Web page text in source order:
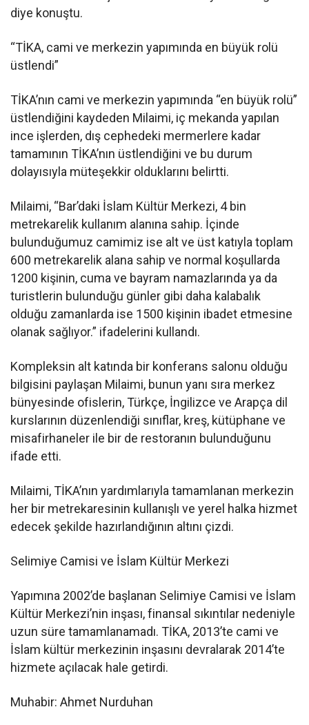
diye konuştu.
“TİKA, cami ve merkezin yapımında en büyük rolü
üstlendi”
TİKA’nın cami ve merkezin yapımında “en büyük rolü”
üstlendiğini kaydeden Milaimi, iç mekanda yapılan
ince işlerden, dış cephedeki mermerlere kadar
tamamının TİKA’nın üstlendiğini ve bu durum
dolayısıyla müteşekkir olduklarını belirtti.
Milaimi, “Bar’daki İslam Kültür Merkezi, 4 bin
metrekarelik kullanım alanına sahip. İçinde
bulunduğumuz camimiz ise alt ve üst katıyla toplam
600 metrekarelik alana sahip ve normal koşullarda
1200 kişinin, cuma ve bayram namazlarında ya da
turistlerin bulunduğu günler gibi daha kalabalık
olduğu zamanlarda ise 1500 kişinin ibadet etmesine
olanak sağlıyor.” ifadelerini kullandı.
Kompleksin alt katında bir konferans salonu olduğu
bilgisini paylaşan Milaimi, bunun yanı sıra merkez
bünyesinde ofislerin, Türkçe, İngilizce ve Arapça dil
kurslarının düzenlendiği sınıflar, kreş, kütüphane ve
misafirhaneler ile bir de restoranın bulunduğunu
ifade etti.
Milaimi​​​​​​​, TİKA’nın yardımlarıyla tamamlanan merkezin
her bir metrekaresinin kullanışlı ve yerel halka hizmet
edecek şekilde hazırlandığının altını çizdi.
Selimiye Camisi ve İslam Kültür Merkezi
Yapımına 2002’de başlanan Selimiye Camisi ve İslam
Kültür Merkezi’nin inşası, finansal sıkıntılar nedeniyle
uzun süre tamamlanamadı. TİKA, 2013’te cami ve
İslam kültür merkezinin inşasını devralarak 2014’te
hizmete açılacak hale getirdi.
Muhabir: Ahmet Nurduhan